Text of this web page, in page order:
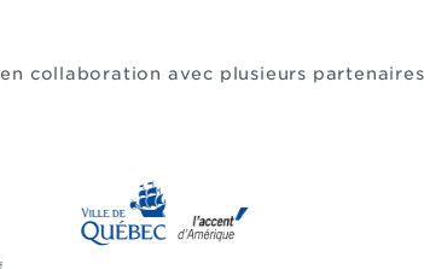
collaboration avec plusieurs